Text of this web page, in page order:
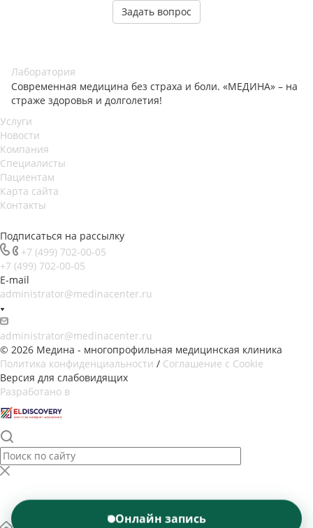
Задать вопрос
Лаборатория
Современная медицина без страха и боли. «МЕДИНА» – на
страже здоровья и долголетия!
Услуги
Новости
Компания
Специалисты
Пациентам
Карта сайта
Контакты
Подписаться на рассылку
+7 (499) 702-00-05
+7 (499) 702-00-05
E-mail
administrator@medinacenter.ru
administrator@medinacenter.ru
© 2026 Медина - многопрофильная медицинская клиника
Политика конфиденциальности / Соглашение с Cookie
Версия для слабовидящих
Разработано в
Онлайн запись